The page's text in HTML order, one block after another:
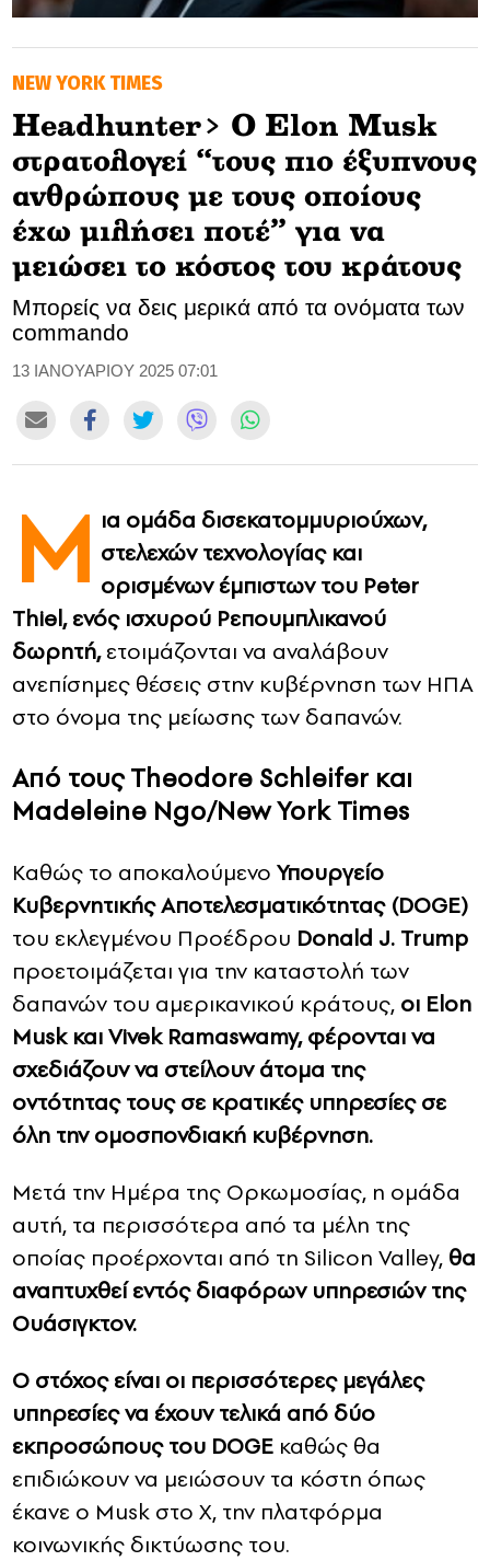
SOOZIE’S FRIENDS
CULTURE
TASTELAND
TECH
MEDIALAND
CONTACT
ADVERTISE
NEW YORK TIMES
Headhunter> O Elon Musk
στρατολογεί “τους πιο έξυπνους
ανθρώπoυς με τους οποίους
έχω μιλήσει ποτέ” για να
μειώσει το κόστος του κράτους
Μπορείς να δεις μερικά από τα ονόματα των
commando
13 ΙΑΝΟΥΑΡΙΟΥ 2025 07:01
Μ ια ομάδα δισεκατομμυριούχων,
στελεχών τεχνολογίας και
ορισμένων έμπιστων του Peter
Thiel, ενός ισχυρού Ρεπουμπλικανού
δωρητή,ετοιμάζονται να αναλάβουν
ανεπίσημες θέσεις στην κυβέρνηση των ΗΠΑ
στο όνομα της μείωσης των δαπανών.
Από τους Theodore Schleifer και
Madeleine Ngo/New York Times
Καθώς το αποκαλούμενο Υπουργείο
Κυβερνητικής Αποτελεσματικότητας (DOGE)
του εκλεγμένου Προέδρου Donald J. Trump
προετοιμάζεται για την καταστολή των
δαπανών του αμερικανικού κράτους, οι Elon
Musk και Vivek Ramaswamy, φέρονται να
σχεδιάζουν να στείλουν άτομα της
οντότητας τους σε κρατικές υπηρεσίες σε
όλη την ομοσπονδιακή κυβέρνηση.
Μετά την Ημέρα της Ορκωμοσίας, η ομάδα
αυτή, τα περισσότερα από τα μέλη της
οποίας προέρχονται από τη Silicon Valley, θα
αναπτυχθεί εντός διαφόρων υπηρεσιών της
Ουάσιγκτον.
Ο στόχος είναι οι περισσότερες μεγάλες
υπηρεσίες να έχουν τελικά από δύο
εκπροσώπους του DOGE καθώς θα
επιδιώκουν να μειώσουν τα κόστη όπως
έκανε ο Musk στο X, την πλατφόρμα
κοινωνικής δικτύωσης του.